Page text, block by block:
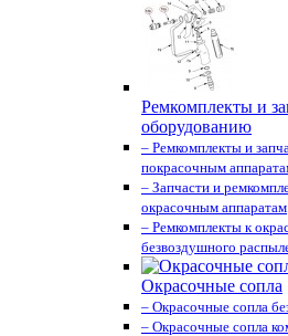
Ремкомплекты и
оборудованию
– Ремкомплекты и
покрасочным
– Запчасти и
окрасочным аппаратам
– Ремкомплекты к
безвоздушного
Окрасочные сопла
– Окрасочные сопла
– Окрасочные сопла